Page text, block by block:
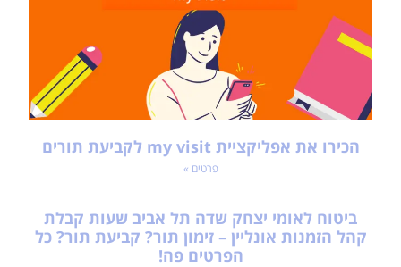
הכירו את אפליקציית my visit לקביעת תורים
פרטים »
ביטוח לאומי יצחק שדה תל אביב שעות קבלת
קהל הזמנות אונליין – זימון תור? קביעת תור? כל
הפרטים פה!